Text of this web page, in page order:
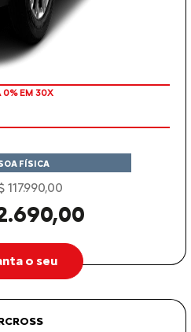
0% EM 30X
FÍSICA
117.990,00
o seu